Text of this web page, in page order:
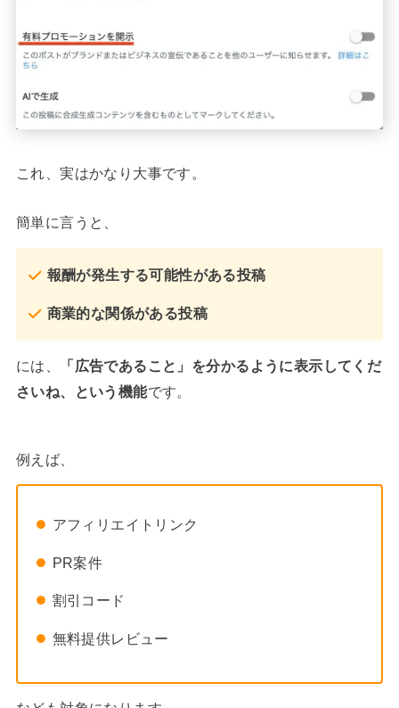
これ、実はかなり大事です。
簡単に言うと、
報酬が発生する可能性がある投稿
商業的な関係がある投稿
には、
「広告であること」を分かるように表示してくだ
さいね、という機能です。
例えば、
アフィリエイトリンク
PR案件
割引コード
無料提供レビュー